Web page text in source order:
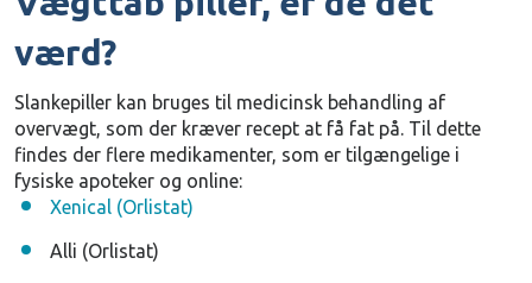
værd?
Slankepiller kan bruges til medicinsk behandling af
overvægt, som der kræver recept at få fat på. Til dette
findes der flere medikamenter, som er tilgængelige i
fysiske apoteker og online:
Xenical (Orlistat)
Alli (Orlistat)